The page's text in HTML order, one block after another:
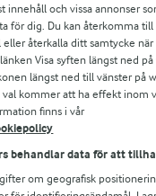
innehåll och vissa annonser
för dig. Du kan återkomma
eller återkalla ditt samtycke
Visa syften längst ned
längst ned till vänster på
kommer att ha effekt inom
finns i vår
behandlar data för att
om geografisk